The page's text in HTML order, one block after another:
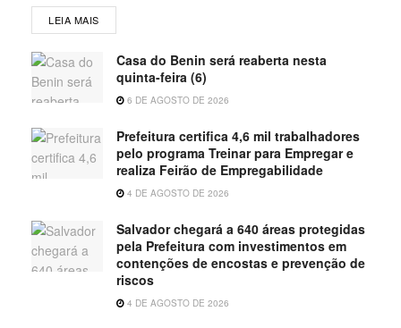
LEIA MAIS
Casa do Benin será reaberta nesta
quinta-feira (6)
6 DE AGOSTO DE 2026
Prefeitura certifica 4,6 mil trabalhadores
pelo programa Treinar para Empregar e
realiza Feirão de Empregabilidade
4 DE AGOSTO DE 2026
Salvador chegará a 640 áreas protegidas
pela Prefeitura com investimentos em
contenções de encostas e prevenção de
riscos
4 DE AGOSTO DE 2026